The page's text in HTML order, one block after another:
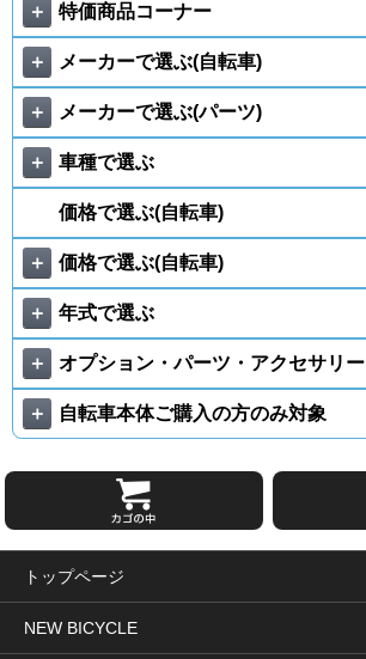
＋ 特価商品コーナー
＋ メーカーで選ぶ(自転車)
＋ メーカーで選ぶ(パーツ)
＋ 車種で選ぶ
価格で選ぶ(自転車)
＋ 価格で選ぶ(自転車)
＋ 年式で選ぶ
＋ オプション・パーツ・アクセサリー
＋ 自転車本体ご購入の方のみ対象
トップページ
NEW BICYCLE